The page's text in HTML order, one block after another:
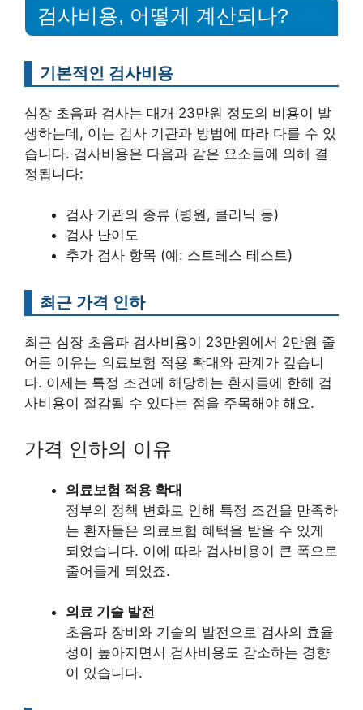
검사비용, 어떻게 계산되나?
기본적인 검사비용
심장 초음파 검사는 대개 23만원 정도의 비용이 발
생하는데, 이는 검사 기관과 방법에 따라 다를 수 있
습니다. 검사비용은 다음과 같은 요소들에 의해 결
정됩니다:
검사 기관의 종류 (병원, 클리닉 등)
검사 난이도
추가 검사 항목 (예: 스트레스 테스트)
최근 가격 인하
최근 심장 초음파 검사비용이 23만원에서 2만원 줄
어든 이유는 의료보험 적용 확대와 관계가 깊습니
다. 이제는 특정 조건에 해당하는 환자들에 한해 검
사비용이 절감될 수 있다는 점을 주목해야 해요.
가격 인하의 이유
의료보험 적용 확대
정부의 정책 변화로 인해 특정 조건을 만족하
는 환자들은 의료보험 혜택을 받을 수 있게
되었습니다. 이에 따라 검사비용이 큰 폭으로
줄어들게 되었죠.
의료 기술 발전
초음파 장비와 기술의 발전으로 검사의 효율
성이 높아지면서 검사비용도 감소하는 경향
이 있습니다.